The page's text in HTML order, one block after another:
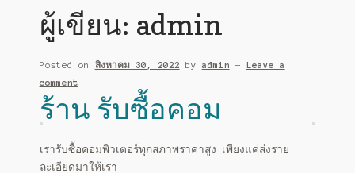
ผู้เขียน: admin
Posted on สิงหาคม 30, 2022 by admin —
Leave a
comment
ร้าน รับซื้อคอม
เรารับซื้อคอมพิวเตอร์ทุกสภาพราคาสูง เพียงแค่ส่งราย
ละเอียดมาให้เรา